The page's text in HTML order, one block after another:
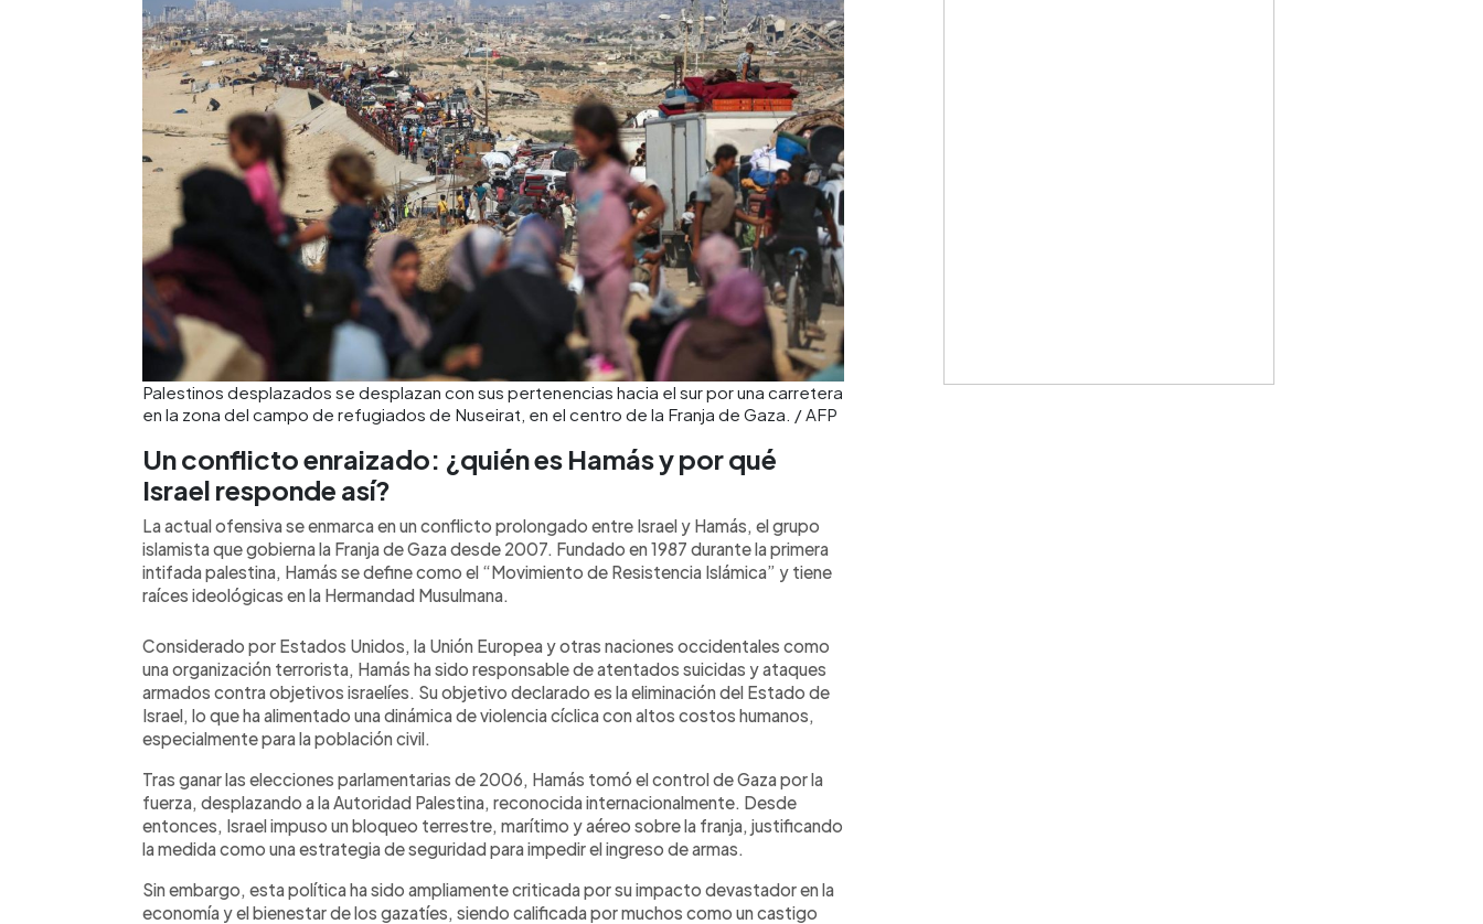
Palestinos desplazados se desplazan con sus pertenencias hacia el sur por una carretera
en la zona del campo de refugiados de Nuseirat, en el centro de la Franja de Gaza. / AFP
Un conflicto enraizado: ¿quién es Hamás y por qué
Israel responde así?
La actual ofensiva se enmarca en un conflicto prolongado entre Israel y Hamás, el grupo
islamista que gobierna la Franja de Gaza desde 2007. Fundado en 1987 durante la primera
intifada palestina, Hamás se define como el “Movimiento de Resistencia Islámica” y tiene
raíces ideológicas en la Hermandad Musulmana.
Considerado por Estados Unidos, la Unión Europea y otras naciones occidentales como
una organización terrorista, Hamás ha sido responsable de atentados suicidas y ataques
armados contra objetivos israelíes. Su objetivo declarado es la eliminación del Estado de
Israel, lo que ha alimentado una dinámica de violencia cíclica con altos costos humanos,
especialmente para la población civil.
Tras ganar las elecciones parlamentarias de 2006, Hamás tomó el control de Gaza por la
fuerza, desplazando a la Autoridad Palestina, reconocida internacionalmente. Desde
entonces, Israel impuso un bloqueo terrestre, marítimo y aéreo sobre la franja, justificando
la medida como una estrategia de seguridad para impedir el ingreso de armas.
Sin embargo, esta política ha sido ampliamente criticada por su impacto devastador en la
economía y el bienestar de los gazatíes, siendo calificada por muchos como un castigo